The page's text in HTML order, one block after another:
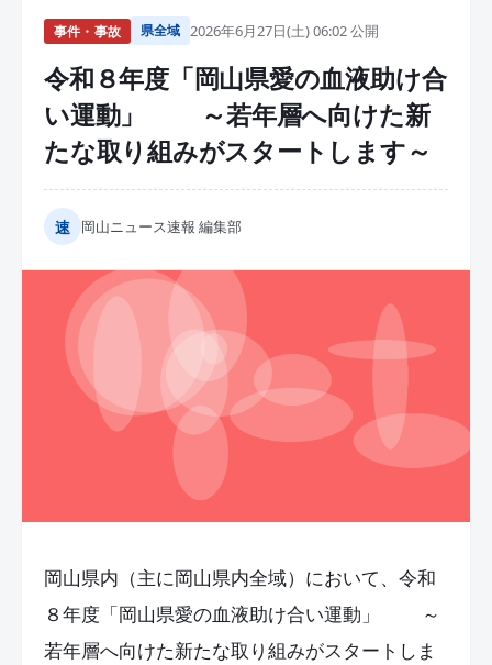
事件・事故 県全域 2026年6月27日(土) 06:02 公開
令和８年度「岡山県愛の血液助け合
い運動」 ～若年層へ向けた新
たな取り組みがスタートします～
速 岡山ニュース速報 編集部
岡山県内（主に岡山県内全域）において、令和
８年度「岡山県愛の血液助け合い運動」 ～
若年層へ向けた新たな取り組みがスタートしま